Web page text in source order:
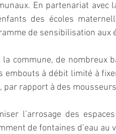
En partenariat avec
des écoles
de sensibilisation aux
la commune, de nombreux
embouts à débit limité à
par rapport à des
l’arrosage des
de fontaines d’eau